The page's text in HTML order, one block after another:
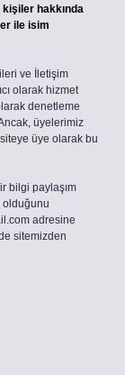
hakkında
ile isim
ve İletişim
olarak hizmet
denetleme
üyelerimiz
üye olarak bu
bilgi paylaşım
olduğunu
adresine
sitemizden